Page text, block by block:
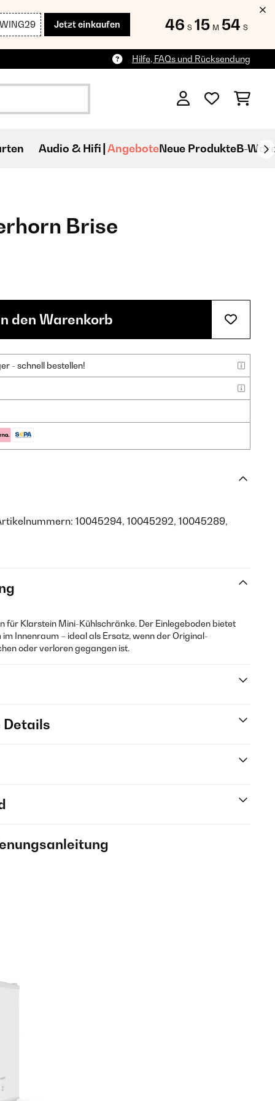
Jetzt einkaufen 46 S 15 M 53 S
Hilfe, FAQs und Rücksendung
Audio & Hifi AngeboteNeue ProdukteB-
Brise
den Warenkorb
- schnell bestellen!
10045294, 10045292, 10045289,
für Klarstein Mini-Kühlschränke. Der Einlegeboden bietet
Innenraum – ideal als Ersatz, wenn der Original-
oder verloren gegangen ist.
Details